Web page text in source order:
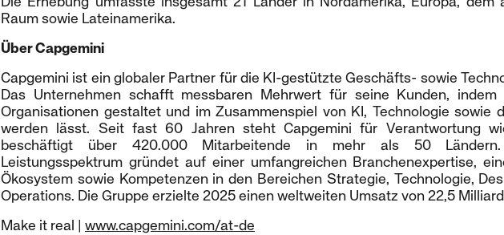
Raum sowie Lateinamerika.
Über Capgemini
Capgemini ist ein globaler Partner für die KI-gestützte Geschäfts- sowie
Das Unternehmen schafft messbaren Mehrwert für seine Kunden,
Organisationen gestaltet und im Zusammenspiel von KI, Technologie sowie
werden lässt. Seit fast 60 Jahren steht Capgemini für Verantwortung
beschäftigt über 420.000 Mitarbeitende in mehr als 50
Leistungsspektrum gründet auf einer umfangreichen Branchenexpertise,
Ökosystem sowie Kompetenzen in den Bereichen Strategie, Technologie,
Operations. Die Gruppe erzielte 2025 einen weltweiten Umsatz von 22,5
Make it real | www.capgemini.com/at-de